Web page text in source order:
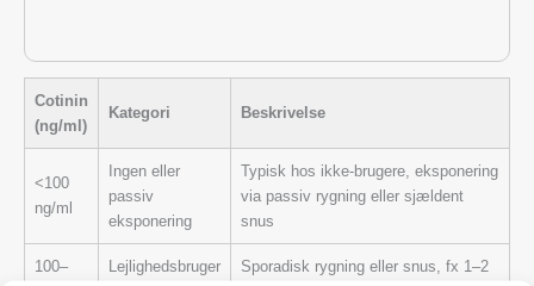
Cotinin
(ng/ml)
Kategori Beskrivelse
<100
ng/ml
Ingen eller
passiv
eksponering
Typisk hos ikke-brugere, eksponering
via passiv rygning eller sjældent
snus
100–
Lejlighedsbruger
Sporadisk rygning eller snus, fx 1–2